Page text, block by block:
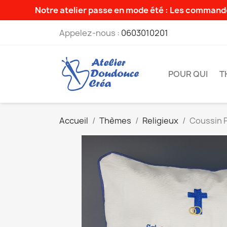
Notre atelier passe en mode été : Les
Appelez-nous : 0603010201
POUR QUI
Accueil Thèmes Religieux Coussin